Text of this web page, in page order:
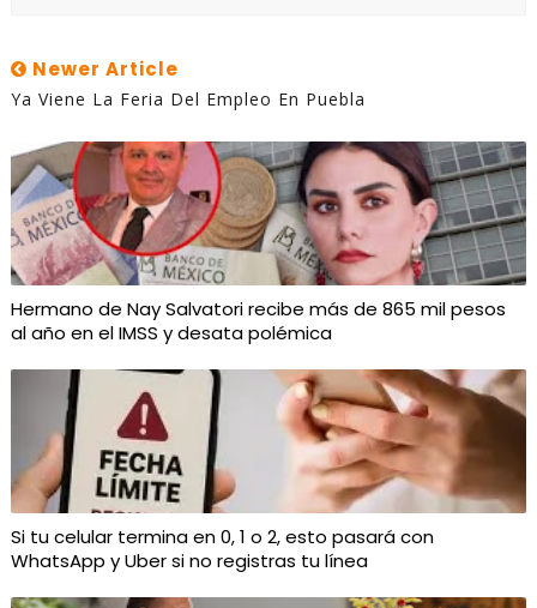
Newer Article
Ya Viene La Feria Del Empleo En Puebla
Hermano de Nay Salvatori recibe más de 865 mil pesos
al año en el IMSS y desata polémica
Si tu celular termina en 0, 1 o 2, esto pasará con
WhatsApp y Uber si no registras tu línea